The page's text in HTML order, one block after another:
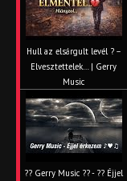
Hull az elsárgult levél ? –
Elvesztettelek… | Gerry
Music
?? Gerry Music ?? - ?? Éjjel